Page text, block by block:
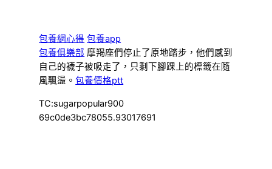
包養網心得 包養app
包養俱樂部 摩羯座們停止了原地踏步，他們感到
自己的襪子被吸走了，只剩下腳踝上的標籤在隨
風飄盪。包養價格ptt
TC:sugarpopular900
69c0de3bc78055.93017691